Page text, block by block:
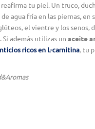
tu piel. Un truco,
agua fría en las piernas, en
el vientre y los senos,
además utilizas un aceite
ricos en L-carnitina, tu